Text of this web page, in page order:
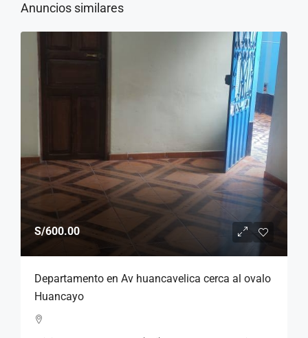
Anuncios similares
S/600.00
Departamento en Av huancavelica cerca al ovalo
Huancayo